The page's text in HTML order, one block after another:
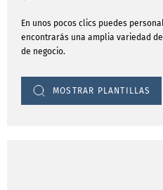
En unos pocos clics puedes
encontrarás una amplia variedad
de negocio.
MOSTRAR PLANTILLAS